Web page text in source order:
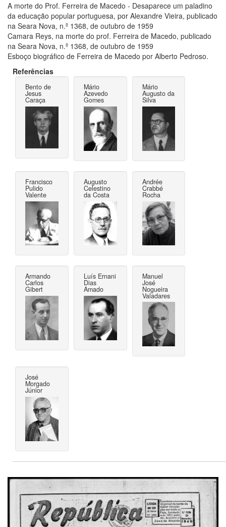
A morte do Prof. Ferreira de Macedo - Desaparece um paladino
da educação popular portuguesa, por Alexandre Vieira, publicado
na Seara Nova, n.º 1368, de outubro de 1959
Camara Reys, na morte do prof. Ferreira de Macedo, publicado
na Seara Nova, n.º 1368, de outubro de 1959
Esboço biográfico de Ferreira de Macedo por Alberto Pedroso.
Referências
Bento de
Jesus
Caraça
Mário
Azevedo
Gomes
Mário
Augusto da
Silva
Francisco
Pulido
Valente
Augusto
Celestino
da Costa
Andrée
Crabbé
Rocha
Armando
Carlos
Gibert
Luís Ernani
Dias
Amado
Manuel
José
Nogueira
Valadares
José
Morgado
Júnior